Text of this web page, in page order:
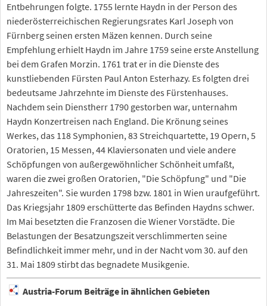
Entbehrungen folgte. 1755 lernte Haydn in der Person des
niederösterreichischen Regierungsrates Karl Joseph von
Fürnberg seinen ersten Mäzen kennen. Durch seine
Empfehlung erhielt Haydn im Jahre 1759 seine erste Anstellung
bei dem Grafen Morzin. 1761 trat er in die Dienste des
kunstliebenden Fürsten Paul Anton Esterhazy. Es folgten drei
bedeutsame Jahrzehnte im Dienste des Fürstenhauses.
Nachdem sein Dienstherr 1790 gestorben war, unternahm
Haydn Konzertreisen nach England. Die Krönung seines
Werkes, das 118 Symphonien, 83 Streichquartette, 19 Opern, 5
Oratorien, 15 Messen, 44 Klaviersonaten und viele andere
Schöpfungen von außergewöhnlicher Schönheit umfaßt,
waren die zwei großen Oratorien, "Die Schöpfung" und "Die
Jahreszeiten". Sie wurden 1798 bzw. 1801 in Wien uraufgeführt.
Das Kriegsjahr 1809 erschütterte das Befinden Haydns schwer.
Im Mai besetzten die Franzosen die Wiener Vorstädte. Die
Belastungen der Besatzungszeit verschlimmerten seine
Befindlichkeit immer mehr, und in der Nacht vom 30. auf den
31. Mai 1809 stirbt das begnadete Musikgenie.
Austria-Forum Beiträge in ähnlichen Gebieten